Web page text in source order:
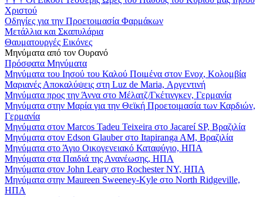
Χριστού
Οδηγίες για την Προετοιμασία Φαρμάκων
Μετάλλια και Σκαπυλάρια
Θαυματουργές Εικόνες
Μηνύματα από τον Ουρανό
Πρόσφατα Μηνύματα
Μηνύματα του Ιησού του Καλού Ποιμένα στον Ενοχ, Κολομβία
Μαριανές Αποκαλύψεις στη Luz de Maria, Αργεντινή
Μηνύματα προς την Άννα στο Μέλατζ/Γκέτινγκεν, Γερμανία
Μηνύματα στην Μαρία για την Θεϊκή Προετοιμασία των Καρδιών,
Γερμανία
Μηνύματα στον Marcos Tadeu Teixeira στο Jacareí SP, Βραζιλία
Μηνύματα στον Edson Glauber στο Itapiranga AM, Βραζιλία
Μηνύματα στο Άγιο Οικογενειακό Καταφύγιο, ΗΠΑ
Μηνύματα στα Παιδιά της Ανανέωσης, ΗΠΑ
Μηνύματα στον John Leary στο Rochester NY, ΗΠΑ
Μηνύματα στην Maureen Sweeney-Kyle στο North Ridgeville,
ΗΠΑ